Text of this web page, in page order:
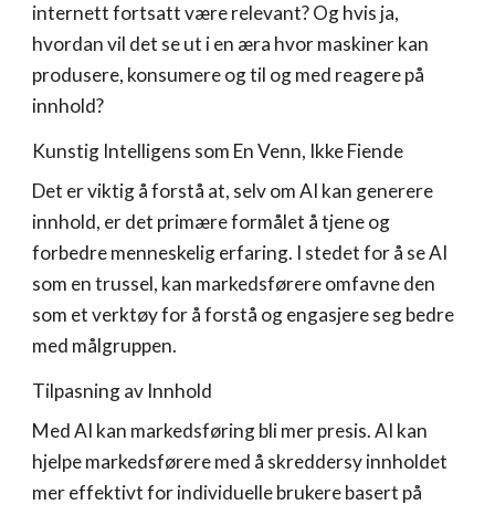
internett fortsatt være relevant? Og hvis ja,
hvordan vil det se ut i en æra hvor maskiner kan
produsere, konsumere og til og med reagere på
innhold?
Kunstig Intelligens som En Venn, Ikke Fiende
Det er viktig å forstå at, selv om AI kan generere
innhold, er det primære formålet å tjene og
forbedre menneskelig erfaring. I stedet for å se AI
som en trussel, kan markedsførere omfavne den
som et verktøy for å forstå og engasjere seg bedre
med målgruppen.
Tilpasning av Innhold
Med AI kan markedsføring bli mer presis. AI kan
hjelpe markedsførere med å skreddersy innholdet
mer effektivt for individuelle brukere basert på